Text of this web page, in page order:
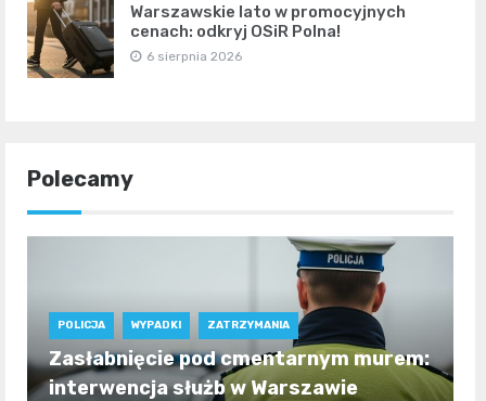
Warszawskie lato w promocyjnych
cenach: odkryj OSiR Polna!
6 sierpnia 2026
Polecamy
POLICJA WYPADKI ZATRZYMANIA
Zasłabnięcie pod cmentarnym murem:
interwencja służb w Warszawie